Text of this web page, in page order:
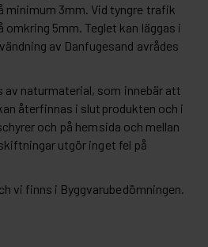
minimum 3mm. Vid tyngre trafik
omkring 5mm. Teglet kan läggas i
av Danfugesand avrådes
naturmaterial, som innebär att
återfinnas i slutprodukten och i
och på hemsida och mellan
utgör inget fel på
vi finns i Byggvarubedömningen.